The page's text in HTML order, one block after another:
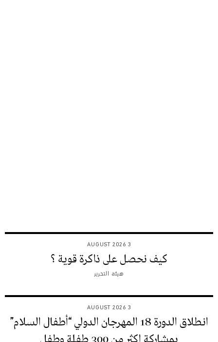
3 AUGUST 2026
كيف نحصل على ذاكرة قوية ؟
هيئة التحرير
3 AUGUST 2026
انطلاق الدورة 18 المهرجان الدولي “أطفال السلام”